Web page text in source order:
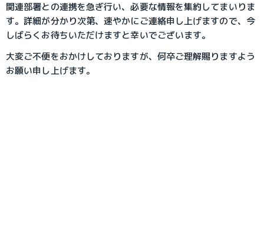
関連部署との連携を急ぎ行い、必要な情報を集約してまいりま
す。詳細が分かり次第、速やかにご連絡申し上げますので、今
しばらくお待ちいただけますと幸いでございます。
大変ご不便をおかけしておりますが、何卒ご理解賜りますよう
お願い申し上げます。